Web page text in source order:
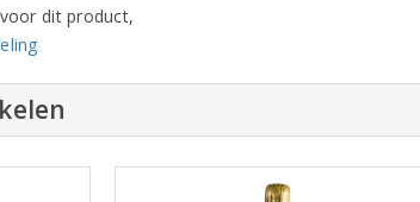
dit product,